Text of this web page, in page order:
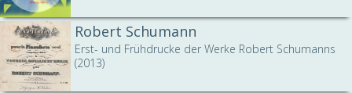
Robert Schumann
Erst- und Frühdrucke der Werke Robert Schumanns
(2013)